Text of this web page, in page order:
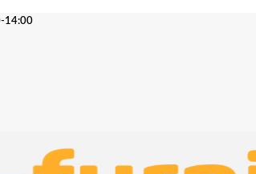
14:00